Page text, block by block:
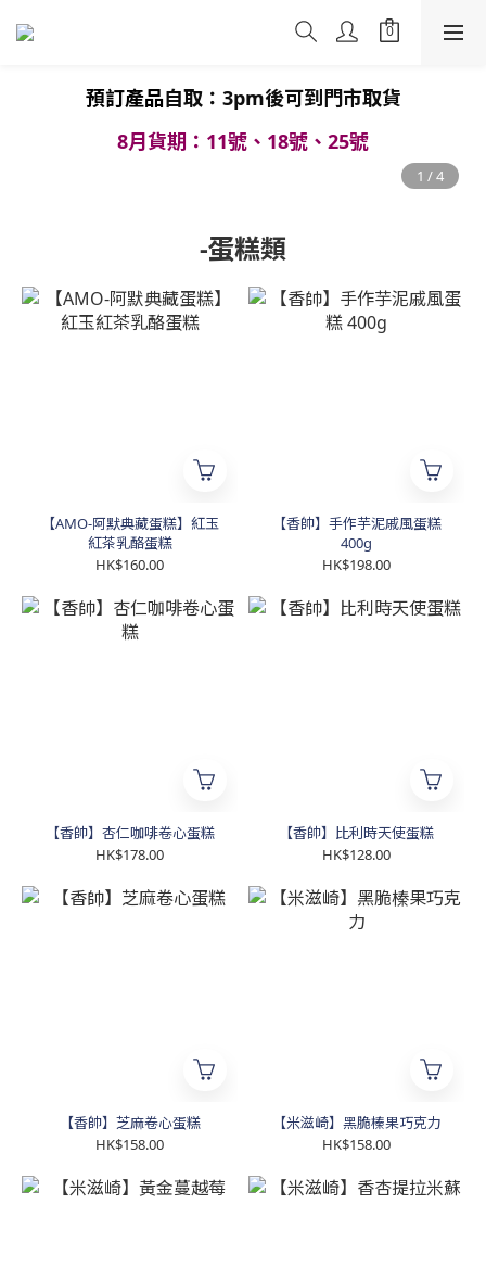
預訂產品自取：3pm後可到門市取貨
8月貨期：11號、18號、25號
-蛋糕類
【AMO-阿默典藏蛋糕】紅玉
紅茶乳酪蛋糕
HK$160.00
【香帥】手作芋泥戚風蛋糕
400g
HK$198.00
【香帥】杏仁咖啡卷心蛋糕
HK$178.00
【香帥】比利時天使蛋糕
HK$128.00
【香帥】芝麻卷心蛋糕
HK$158.00
【米滋崎】黑脆榛果巧克力
HK$158.00